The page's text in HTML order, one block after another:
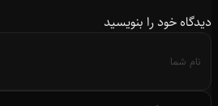
دیدگاه خود را بنویسید